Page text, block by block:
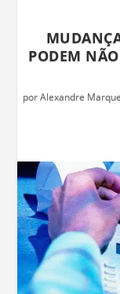
PODEM
porAlexandre